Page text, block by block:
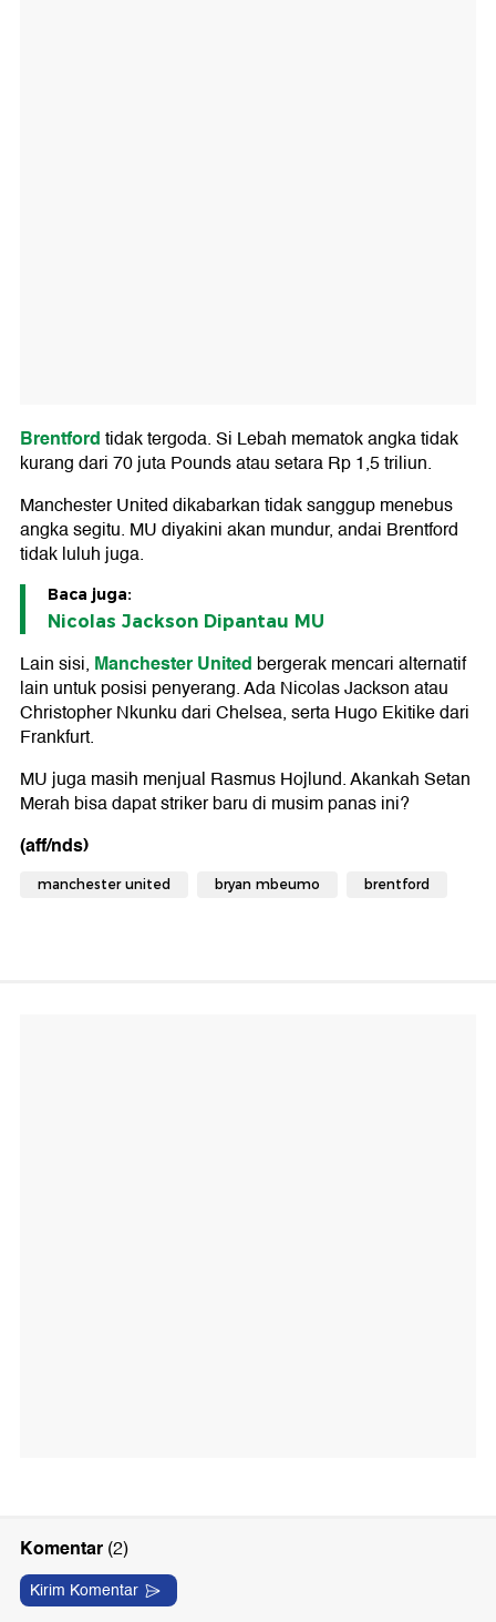
Brentfordtidak tergoda. Si Lebah mematok angka tidak
kurang dari 70 juta Pounds atau setara Rp 1,5 triliun.
Manchester United dikabarkan tidak sanggup menebus
angka segitu. MU diyakini akan mundur, andai Brentford
tidak luluh juga.
Baca juga:
Nicolas Jackson Dipantau MU
Lain sisi, Manchester United bergerak mencari alternatif
lain untuk posisi penyerang. Ada Nicolas Jackson atau
Christopher Nkunku dari Chelsea, serta Hugo Ekitike dari
Frankfurt.
MU juga masih menjual Rasmus Hojlund. Akankah Setan
Merah bisa dapat striker baru di musim panas ini?
(aff/nds)
manchester united bryan mbeumo brentford